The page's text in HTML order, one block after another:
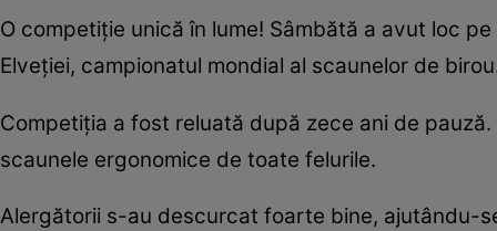
O competiţie unică în lume! Sâmbătă a avut loc
Elveţiei, campionatul mondial al scaunelor de
Competiţia a fost reluată după zece ani de
scaunele ergonomice de toate felurile.
Alergătorii s-au descurcat foarte bine, ajutându-